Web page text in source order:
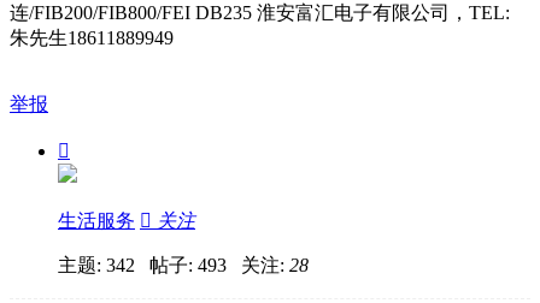
连/FIB200/FIB800/FEI DB235 淮安富汇电子有限公司，TEL:
朱先生18611889949
举报

生活服务  关注
主题: 342 帖子: 493 关注: 28